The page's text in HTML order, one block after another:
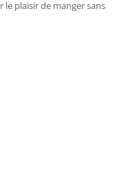
le plaisir de manger sans